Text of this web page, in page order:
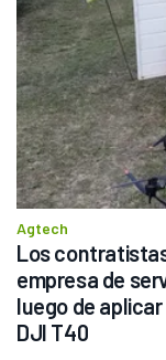
Agtech
Los
empresa de
luego de
DJI T40